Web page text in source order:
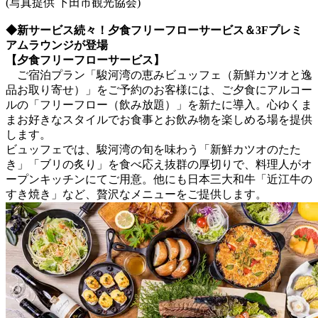
◆新サービス続々！夕食フリーフローサービス＆3Fプレミ
アムラウンジが登場
【夕食フリーフローサービス】
ご宿泊プラン「駿河湾の恵みビュッフェ（新鮮カツオと逸
品お取り寄せ）」をご予約のお客様には、ご夕食にアルコー
ルの「フリーフロー（飲み放題）」を新たに導入。心ゆくま
まお好きなスタイルでお食事とお飲み物を楽しめる場を提供
します。
ビュッフェでは、駿河湾の旬を味わう「新鮮カツオのたた
き」「ブリの炙り」を食べ応え抜群の厚切りで、料理人がオ
ープンキッチンにてご用意。他にも日本三大和牛「近江牛の
すき焼き」など、贅沢なメニューをご提供します。